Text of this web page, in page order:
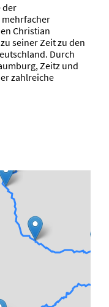
der
mehrfacher
Christian
seiner Zeit zu den
Durch
Zeitz und
zahlreiche